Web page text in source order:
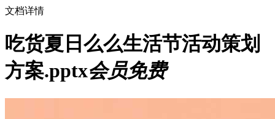
文档详情
吃货夏日么么生活节活动策划
方案.pptx会员免费